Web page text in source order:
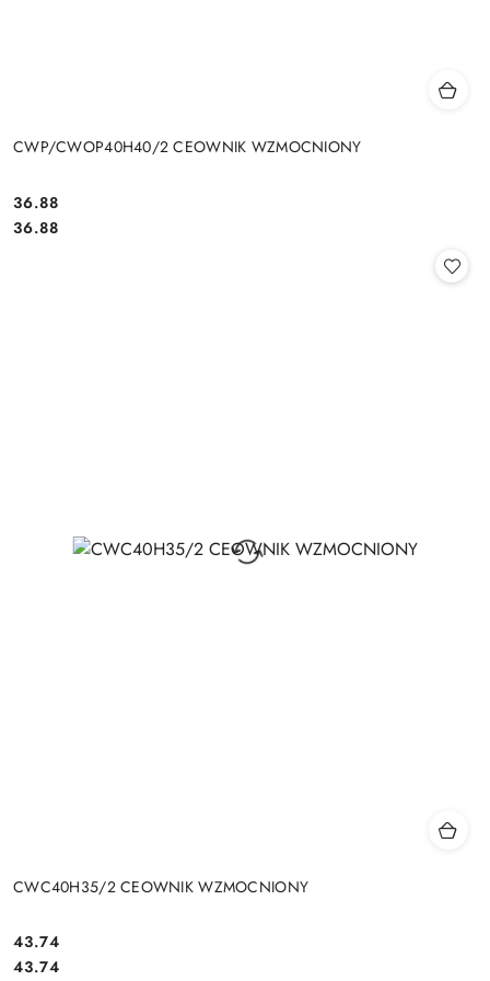
CWP/CWOP40H40/2 CEOWNIK WZMOCNIONY
Cena:
36.88
Cena:
36.88
CWC40H35/2 CEOWNIK WZMOCNIONY
Cena:
43.74
Cena:
43.74